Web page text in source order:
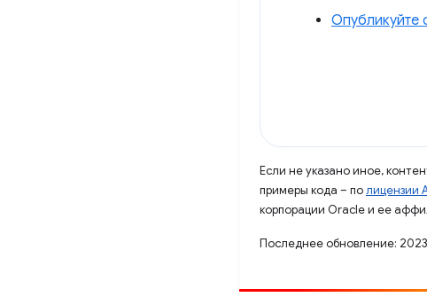
Опубликуйте
Если не указано иное,
примеры кода – полицензии
корпорации Oracle и ее
Последнее обновление: